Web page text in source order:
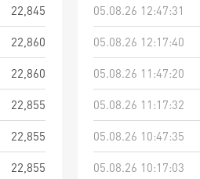
22,845
22,860
22,860
22,855
22,855
22,855
05.08.26 12:47:31
05.08.26 12:17:40
05.08.26 11:47:20
05.08.26 11:17:32
05.08.26 10:47:35
05.08.26 10:17:03